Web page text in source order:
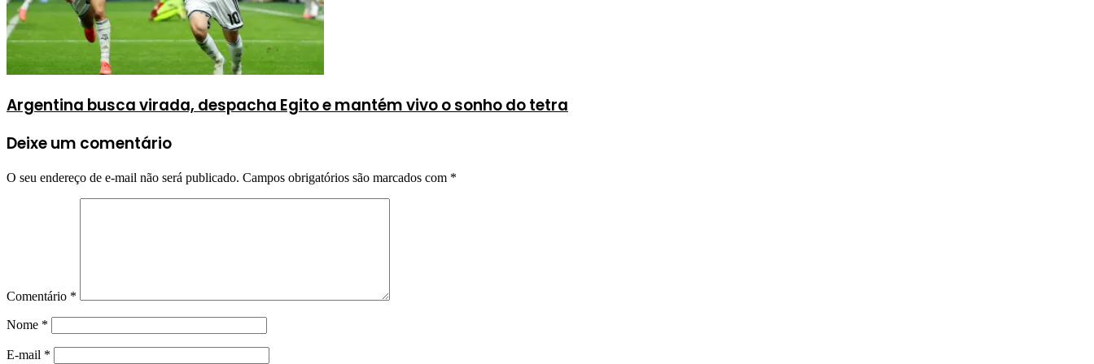
Argentina busca virada, despacha Egito e mantém vivo o sonho do tetra
Deixe um comentário
O seu endereço de e-mail não será publicado. Campos obrigatórios são marcados com *
Comentário *
Nome *
E-mail *